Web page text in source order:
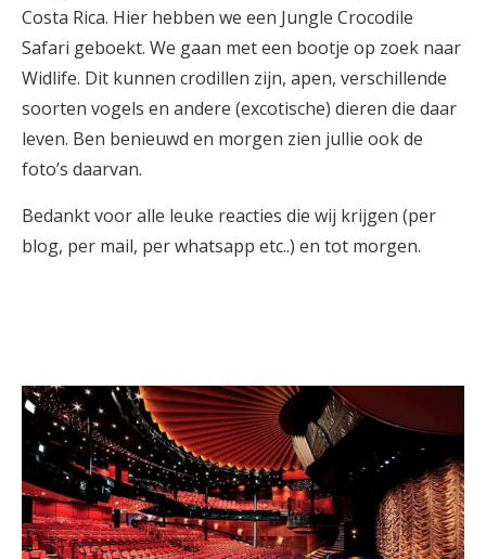
Costa Rica. Hier hebben we een Jungle Crocodile
Safari geboekt. We gaan met een bootje op zoek naar
Widlife. Dit kunnen crodillen zijn, apen, verschillende
soorten vogels en andere (excotische) dieren die daar
leven. Ben benieuwd en morgen zien jullie ook de
foto’s daarvan.
Bedankt voor alle leuke reacties die wij krijgen (per
blog, per mail, per whatsapp etc..) en tot morgen.